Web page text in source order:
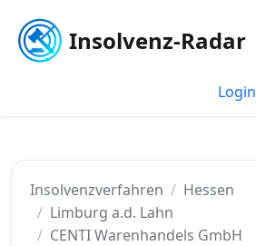
Insolvenz-Radar
Login
Insolvenzverfahren
Hessen
Limburg a.d. Lahn
CENTI Warenhandels GmbH